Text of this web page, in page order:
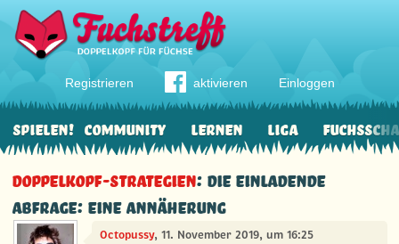
Registrieren aktivieren Einloggen
Community Lernen Liga
Spielen!
Doppelkopf-Strategien: Die einladende
Abfrage: eine Annäherung
Octopussy, 11. November 2019, um 16:25